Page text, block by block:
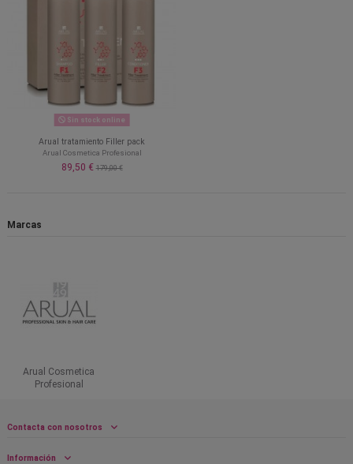
Sin stock online
Arual tratamiento Filler pack
Arual Cosmetica Profesional
89,50 €179,00 €
Marcas
Arual Cosmetica
Profesional
Contacta con nosotros
Información